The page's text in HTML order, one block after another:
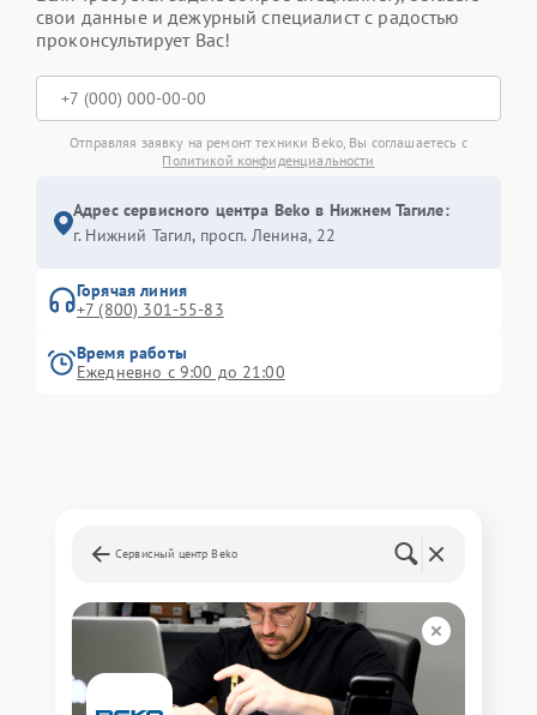
свои данные и дежурный специалист с радостью
проконсультирует Вас!
Отправляя заявку на ремонт техники Beko, Вы соглашаетесь с
Политикой конфиденциальности
Адрес сервисного центра Beko в Нижнем Тагиле:
г. Нижний Тагил, просп. Ленина, 22
Горячая линия
+7 (800) 301-55-83
Время работы
Ежедневно с 9:00 до 21:00
Сервисный центр Beko